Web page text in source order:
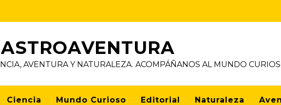
ASTROAVENTURA
AVENTURA Y NATURALEZA. ACOMPÁÑANOS AL MUNDO
Ciencia Mundo Curioso Editorial Naturaleza